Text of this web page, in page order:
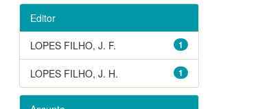
Editor
1
LOPES FILHO, J. F.
1
LOPES FILHO, J. H.